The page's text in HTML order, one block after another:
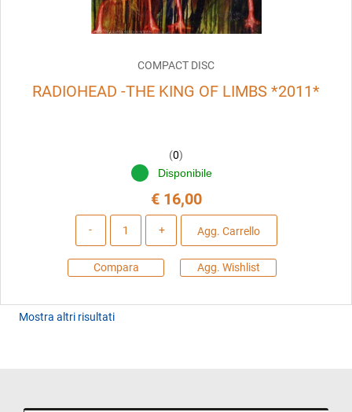
COMPACT DISC
RADIOHEAD -THE KING OF LIMBS *2011*
(0)
Disponibile
€ 16,00
Agg. Carrello
Compara Agg. Wishlist
Mostra altri risultati